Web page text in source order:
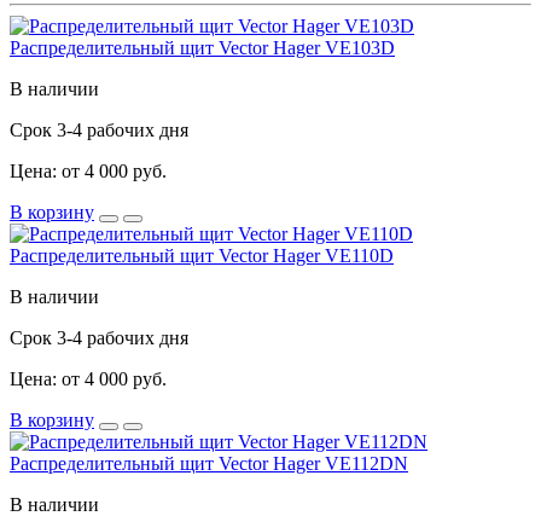
Распределительный щит Vector Hager VE103D
В наличии
Срок 3-4 рабочих дня
Цена: от 4 000 руб.
В корзину
Распределительный щит Vector Hager VE110D
В наличии
Срок 3-4 рабочих дня
Цена: от 4 000 руб.
В корзину
Распределительный щит Vector Hager VE112DN
В наличии